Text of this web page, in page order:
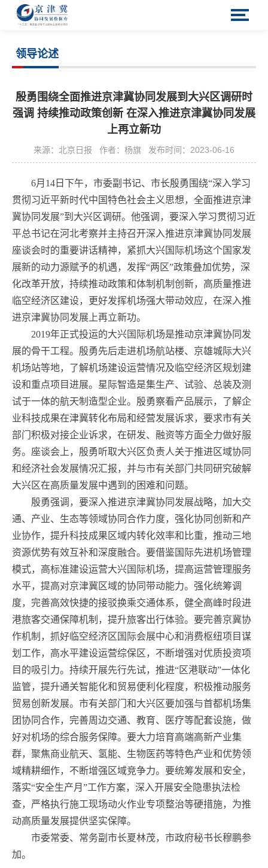
领导论述
殷勇围绕全面推进京津冀协同发展到大兴区调研时
强调 持续推动政策创新 在深入推进京津冀协同发展
上再立新功
来源：北京日报 作者：杨旗 发布时间：2023-06-16
6月14日下午，市委副书记、市长殷勇围绕“深入学习
贯彻习近平新时代中国特色社会主义思想，全面推进京津
冀协同发展”到大兴区调研。他强调，要深入学习贯彻习近
平总书记在河北考察并主持召开深入推进京津冀协同发展
座谈会时的重要讲话精神，紧抓大兴国际机场这个国家发
展新的动力源赋予的机遇，发挥“两区”政策叠加优势，深
化改革开放，持续推动政策和体制机制创新，高质量推进
临空经济区建设，更好发挥机场强大带动效应，在深入推
进京津冀协同发展上再立新功。
2019年正式投运的大兴国际机场是推动京津冀协同发
展的骨干工程。殷勇先后走进机场航站楼、京雄城际大兴
机场站等地，了解机场建设运营情况及临空经济区规划建
设和重点项目进展。星际智造是集生产、试验、总装及测
试于一体的航天制造型企业。殷勇察看产品展示，了解企
业科技成果在津冀转化布局和经营发展诉求，要求市有关
部门积极对接企业诉求，在研发、融资等方面全力做好服
务。座谈会上，殷勇听取大兴区负责人关于推进区域协同
和经济社会发展情况汇报，并与市有关部门共同研究破解
大兴区在高质量发展中遇到的困难和问题。
殷勇强调，要深入推进京津冀协同发展战略，加大交
通、产业、生态等领域协同合作力度，强化协同创新和产
业协作，提升科技成果区域内转化效率和比重，推动三地
资源优势有效互补和深度融合。要借鉴国际先进机场管理
模式，高标准建设运营大兴国际机场，提高运营管理服务
水平，提高对京津冀区域的协同带动能力。强化统筹调
度，完善高效快捷的接驳换乘交通体系，健全高峰时段进
港旅客交通保障机制，提升旅客出行体验。要完善京冀协
作机制，抓好临空经济区国际会展中心和消费枢纽项目谋
划工作，高水平建设运营综保区，不断增强对优质投资项
目的吸引力。持续开展先行先试，推进“区港联动”一体化
监管，提升通关智能化和贸易便利化程度，积极推动服务
贸易创新发展。市有关部门和大兴区要加强与首都机场集
团协同合作，完善周边交通、教育、医疗等配套设施，做
好对机场的综合服务保障。要大力培育高端高新产业集
群，聚焦商业航天、氢能、生物医药等特色产业和优势领
域精耕细作，不断增强区域竞争力。要统筹发展和安全，
落实“安全生产月”工作方案，深入开展安全隐患执法检
查，严格执行施工现场动火作业专项整治等硬措施，为推
动高质量发展提供坚实保障。
市委常委、常务副市长夏林茂，市政府秘书长穆鹏参
加。